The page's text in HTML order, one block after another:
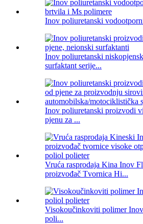
Inov poliuretanski
Inov poliuretanski
surfaktant serije...
Inov poliuretanski proizvodi
pjenu za ...
Vruća rasprodaja Kina Inov
proizvođač Tvornica Hi...
Visokoučinkoviti polimer
poli...